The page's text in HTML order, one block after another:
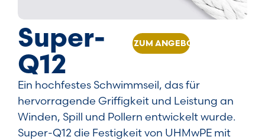
Super-
Q12
ZUM ANGEBOT HINZUFÜGEN
Ein hochfestes Schwimmseil, das für
hervorragende Griffigkeit und Leistung an
Winden, Spill und Pollern entwickelt wurde.
Super-Q12 die Festigkeit von UHMwPE mit